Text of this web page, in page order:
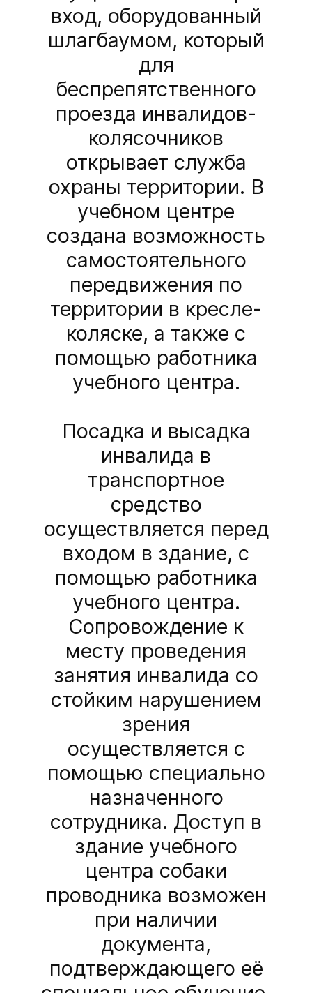
вход, оборудованный
шлагбаумом, который
для
беспрепятственного
проезда инвалидов-
колясочников
открывает служба
охраны территории. В
учебном центре
создана возможность
самостоятельного
передвижения по
территории в кресле-
коляске, а также с
помощью работника
учебного центра.
Посадка и высадка
инвалида в
транспортное
средство
осуществляется перед
входом в здание, с
помощью работника
учебного центра.
Сопровождение к
месту проведения
занятия инвалида со
стойким нарушением
зрения
осуществляется с
помощью специально
назначенного
сотрудника. Доступ в
здание учебного
центра собаки
проводника возможен
при наличии
документа,
подтверждающего её